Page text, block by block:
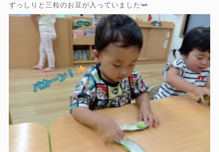
ずっしりと三粒のお豆が入っていました🫛